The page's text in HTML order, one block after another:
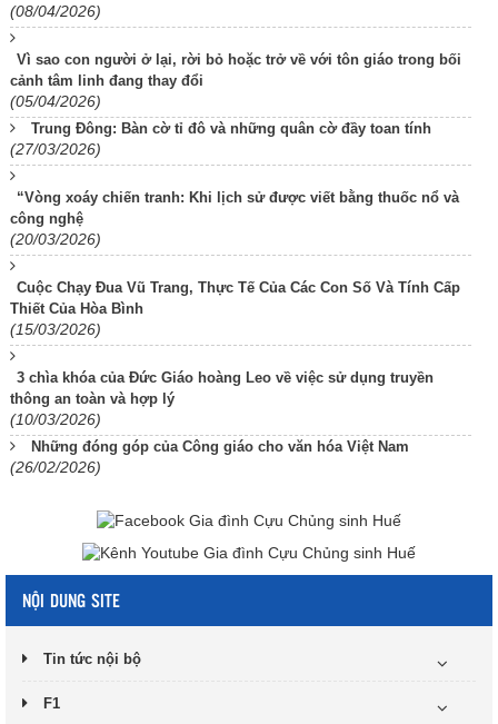
(08/04/2026)
Vì sao con người ở lại, rời bỏ hoặc trở về với tôn giáo trong bối
cảnh tâm linh đang thay đổi
(05/04/2026)
Trung Đông: Bàn cờ tỉ đô và những quân cờ đầy toan tính
(27/03/2026)
“Vòng xoáy chiến tranh: Khi lịch sử được viết bằng thuốc nổ và
công nghệ
(20/03/2026)
Cuộc Chạy Đua Vũ Trang, Thực Tế Của Các Con Số Và Tính Cấp
Thiết Của Hòa Bình
(15/03/2026)
3 chìa khóa của Đức Giáo hoàng Leo về việc sử dụng truyền
thông an toàn và hợp lý
(10/03/2026)
Những đóng góp của Công giáo cho văn hóa Việt Nam
(26/02/2026)
NỘI DUNG SITE
Tin tức nội bộ
F1